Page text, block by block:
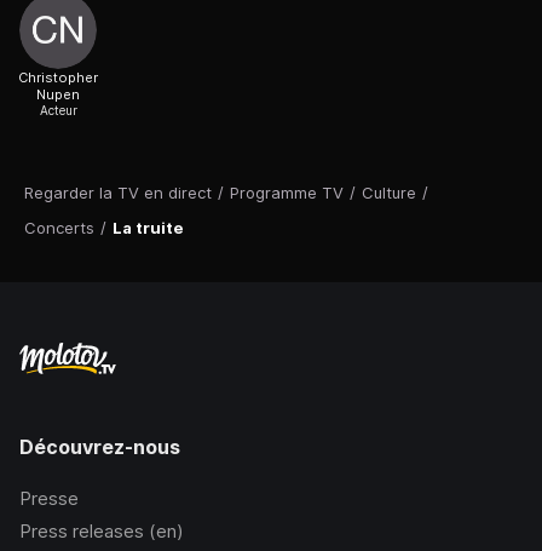
Regarder la TV en direct / Programme TV / Culture /
Concerts / La truite
Christopher
Nupen
Acteur
Découvrez-nous
Presse
Press releases (en)